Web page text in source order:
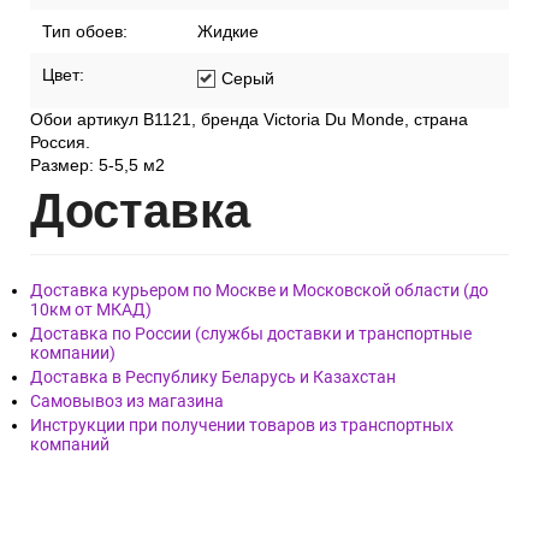
Тип обоев: Жидкие
Цвет: Серый
Обои артикул В1121, бренда Victoria Du Monde, страна
Россия.
Размер: 5-5,5 м2
Доставка
Доставка курьером по Москве и Московской области (до
10км от МКАД)
Доставка по России (службы доставки и транспортные
компании)
Доставка в Республику Беларусь и Казахстан
Самовывоз из магазина
Инструкции при получении товаров из транспортных
компаний